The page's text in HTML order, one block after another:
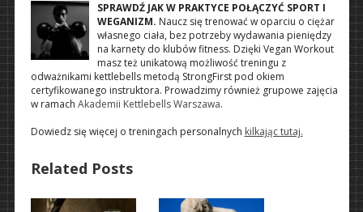
SPRAWDŹ JAK W PRAKTYCE POŁĄCZYĆ SPORT I
WEGANIZM. Naucz się trenować w oparciu o ciężar
własnego ciała, bez potrzeby wydawania pieniędzy
na karnety do klubów fitness. Dzięki Vegan Workout
masz też unikatową możliwość treningu z
odważnikami kettlebells metodą StrongFirst pod okiem
certyfikowanego instruktora. Prowadzimy również grupowe zajęcia
w ramach Akademii Kettlebells Warszawa.
Dowiedz się więcej o treningach personalnych kilkając tutaj.
Related Posts